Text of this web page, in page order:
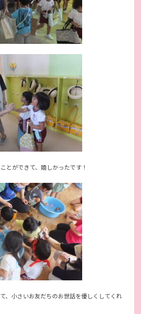
とができて、嬉しかったです！
、小さいお友だちのお世話を優しくしてくれ